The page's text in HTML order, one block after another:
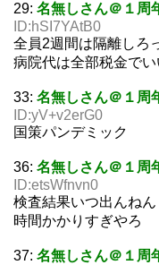
29: 名無しさん＠１周
ID:hSI7YAtB0
全員2週間は隔離しろ
病院代は全部税金でい
33: 名無しさん＠１周
ID:yV+v2erG0
国策パンデミック
36: 名無しさん＠１周
ID:etsWfnvn0
検査結果いつ出んねん
時間かかりすぎやろ
37: 名無しさん＠１周